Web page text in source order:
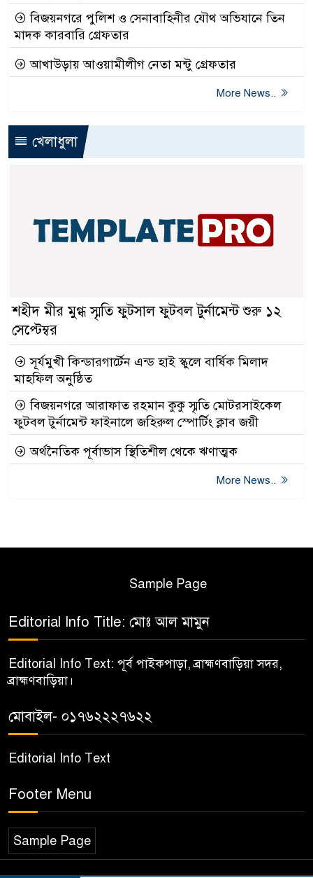
বিজয়নগরে পুলিশ ও সেনাবাহিনীর যৌথ অভিযানে তিন
মাদক কারবারি গ্রেফতার
আখাউড়ায় আওয়ামীলীগ নেতা মন্টু গ্রেফতার
More News..
খেলাধুলা
শহীদ মীর মুগ্ধ স্মৃতি ফুটসাল ফুটবল টুর্নামেন্ট শুরু ১২
সেপ্টেম্বর
সূর্যমুখী কিন্ডারগার্টেন এন্ড হাই স্কুলে বার্ষিক মিলাদ
মাহফিল অনুষ্ঠিত
বিজয়নগরে আরাফাত রহমান কুকু স্মৃতি মোটরসাইকেল
ফুটবল টুর্নামেন্ট ফাইনালে জহিরুল স্পোর্টিং ক্লাব জয়ী
অর্থনৈতিক পূর্বাভাস স্থিতিশীল থেকে ঋণাত্মক
More News..
Sample Page
Editorial Info Title: মোঃ আল মামুন
Editorial Info Text: পূর্ব পাইকপাড়া, ব্রাহ্মণবাড়িয়া সদর,
ব্রাহ্মণবাড়িয়া।
মোবাইল- ০১৭৬২২২৭৬২২
Editorial Info Text
Footer Menu
Sample Page